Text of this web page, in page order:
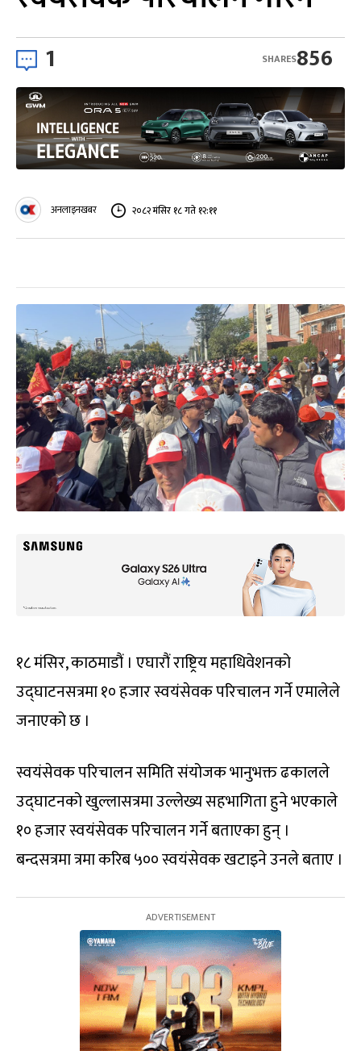
1 856
SHARES
अनलाइनखबर २०८२ मंसिर १८ गते १२:११
१८ मंसिर, काठमाडौं । एघारौं राष्ट्रिय महाधिवेशनको
उद्‌घाटनसत्रमा १० हजार स्वयंसेवक परिचालन गर्ने एमालेले
जनाएको छ ।
स्वयंसेवक परिचालन समिति संयोजक भानुभक्त ढकालले
उद्‌घाटनको खुल्लासत्रमा उल्लेख्य सहभागिता हुने भएकाले
१० हजार स्वयंसेवक परिचालन गर्ने बताएका हुन् ।
बन्दसत्रमा त्रमा करिब ५०० स्वयंसेवक खटाइने उनले बताए ।